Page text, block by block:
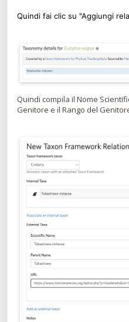
Quindi fai clic su "Aggiungi
Quindi compila il Nome
Genitore e il Rango del